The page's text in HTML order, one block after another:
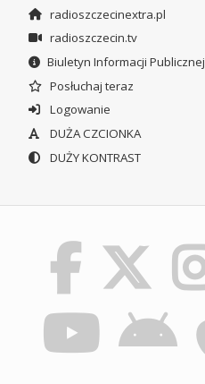
radioszczecinextra.pl
radioszczecin.tv
Biuletyn Informacji Publicznej
Posłuchaj teraz
Logowanie
DUŻA CZCIONKA
DUŻY KONTRAST